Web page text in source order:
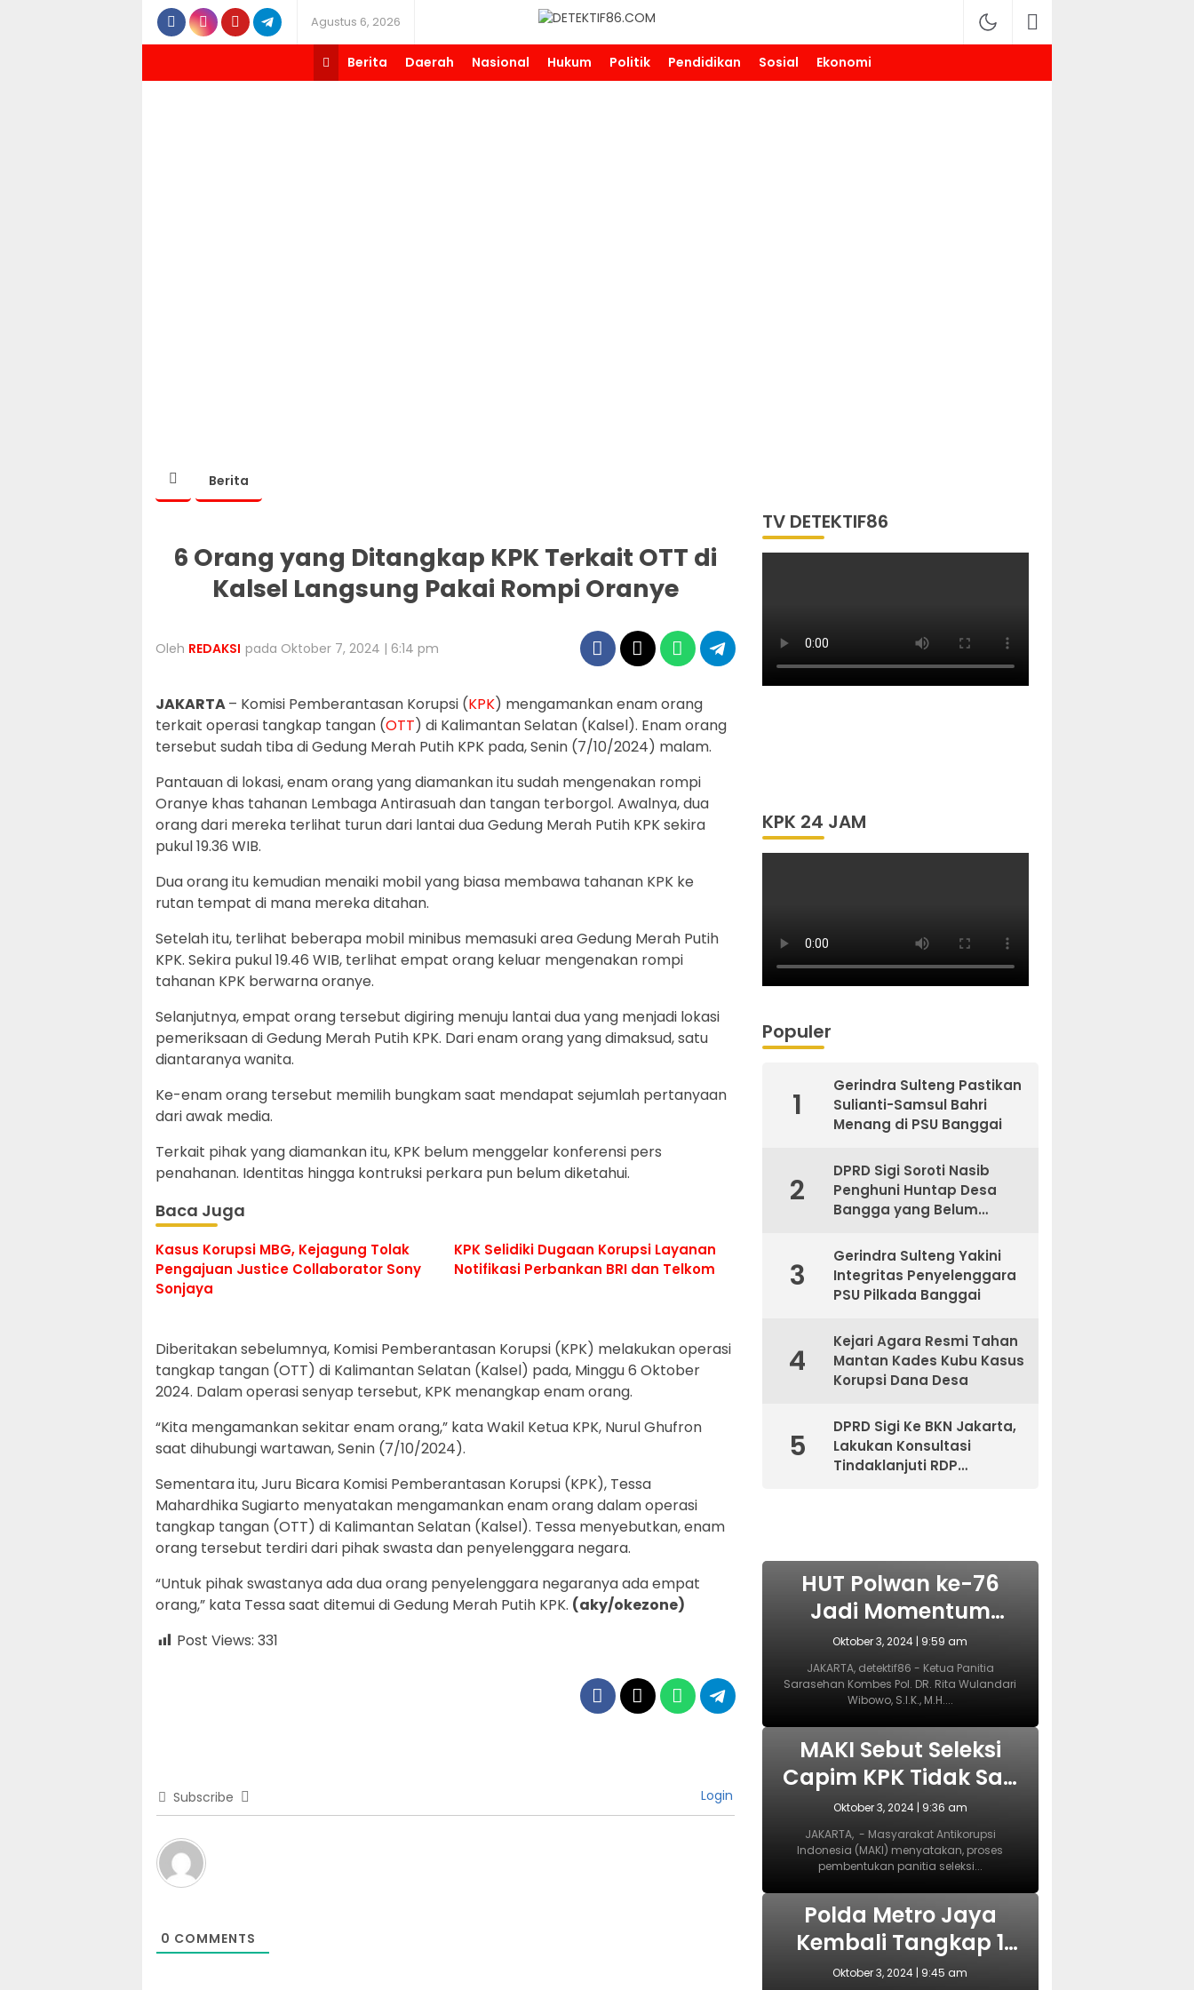
Agustus 6, 2026
Berita
Daerah Nasional Hukum Politik Pendidikan Sosial Ekonomi
Berita
6 Orang yang Ditangkap KPK Terkait OTT di
Kalsel Langsung Pakai Rompi Oranye
Oleh REDAKSI pada Oktober 7, 2024 | 6:14 pm
JAKARTA– Komisi Pemberantasan Korupsi (KPK) mengamankan enam orang
terkait operasi tangkap tangan (OTT) di Kalimantan Selatan (Kalsel). Enam orang
tersebut sudah tiba di Gedung Merah Putih KPK pada, Senin (7/10/2024) malam.
Pantauan di lokasi, enam orang yang diamankan itu sudah mengenakan rompi
Oranye khas tahanan Lembaga Antirasuah dan tangan terborgol. Awalnya, dua
orang dari mereka terlihat turun dari lantai dua Gedung Merah Putih KPK sekira
pukul 19.36 WIB.
Dua orang itu kemudian menaiki mobil yang biasa membawa tahanan KPK ke
rutan tempat di mana mereka ditahan.
Setelah itu, terlihat beberapa mobil minibus memasuki area Gedung Merah Putih
KPK. Sekira pukul 19.46 WIB, terlihat empat orang keluar mengenakan rompi
tahanan KPK berwarna oranye.
Selanjutnya, empat orang tersebut digiring menuju lantai dua yang menjadi lokasi
pemeriksaan di Gedung Merah Putih KPK. Dari enam orang yang dimaksud, satu
diantaranya wanita.
Ke-enam orang tersebut memilih bungkam saat mendapat sejumlah pertanyaan
dari awak media.
Terkait pihak yang diamankan itu, KPK belum menggelar konferensi pers
penahanan. Identitas hingga kontruksi perkara pun belum diketahui.
Baca Juga
Kasus Korupsi MBG, Kejagung Tolak
Pengajuan Justice Collaborator Sony
Sonjaya
KPK Selidiki Dugaan Korupsi Layanan
Notifikasi Perbankan BRI dan Telkom
Diberitakan sebelumnya, Komisi Pemberantasan Korupsi (KPK) melakukan operasi
tangkap tangan (OTT) di Kalimantan Selatan (Kalsel) pada, Minggu 6 Oktober
2024. Dalam operasi senyap tersebut, KPK menangkap enam orang.
“Kita mengamankan sekitar enam orang,” kata Wakil Ketua KPK, Nurul Ghufron
saat dihubungi wartawan, Senin (7/10/2024).
Sementara itu, Juru Bicara Komisi Pemberantasan Korupsi (KPK), Tessa
Mahardhika Sugiarto menyatakan mengamankan enam orang dalam operasi
tangkap tangan (OTT) di Kalimantan Selatan (Kalsel). Tessa menyebutkan, enam
orang tersebut terdiri dari pihak swasta dan penyelenggara negara.
“Untuk pihak swastanya ada dua orang penyelenggara negaranya ada empat
orang,” kata Tessa saat ditemui di Gedung Merah Putih KPK. (aky/okezone)
Post Views: 331
Subscribe Login
0 COMMENTS
TV DETEKTIF86
KPK 24 JAM
Populer
1
Gerindra Sulteng Pastikan
Sulianti-Samsul Bahri
Menang di PSU Banggai
2
DPRD Sigi Soroti Nasib
Penghuni Huntap Desa
Bangga yang Belum
3
Gerindra Sulteng Yakini
Integritas Penyelenggara
PSU Pilkada Banggai
4
Kejari Agara Resmi Tahan
Mantan Kades Kubu Kasus
Korupsi Dana Desa
5
DPRD Sigi Ke BKN Jakarta,
Lakukan Konsultasi
Tindaklanjuti RDP
HUT Polwan ke-76
Jadi Momentum
yang Tepat
Wujudkan
Perlindungan
Perempuan dan Anak
Oktober 3, 2024 | 9:59 am
JAKARTA, detektif86 - Ketua Panitia
Sarasehan Kombes Pol. DR. Rita Wulandari
Wibowo, S.I.K., M.H....
MAKI Sebut Seleksi
Capim KPK Tidak Sah
Sejak Awal, Harusnya
Dilakukan Era
Prabowo
Oktober 3, 2024 | 9:36 am
JAKARTA, - Masyarakat Antikorupsi
Indonesia (MAKI) menyatakan, proses
pembentukan panitia seleksi...
Polda Metro Jaya
Kembali Tangkap 1
Tersangka Kasus
Oktober 3, 2024 | 9:45 am